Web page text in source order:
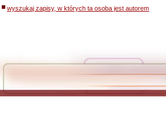
wyszukaj zapisy, w których ta osoba jest autorem